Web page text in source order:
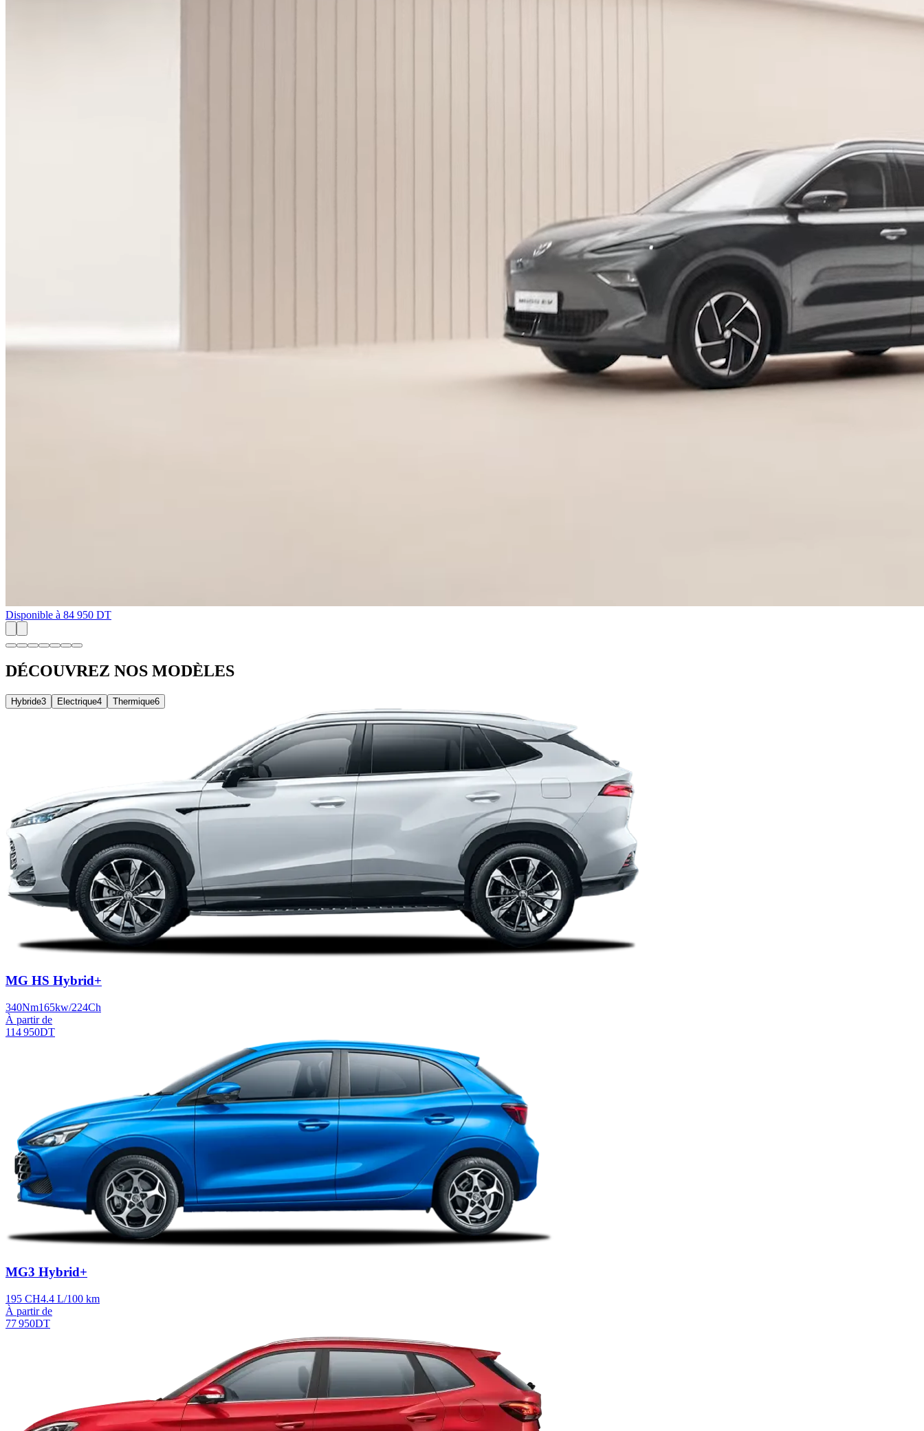
Disponible à 84 950 DT
DÉCOUVREZ NOS MODÈLES
Hybride3 Electrique4 Thermique6
MG HS Hybrid+
340Nm165kw/224Ch
À partir de
114 950DT
MG3 Hybrid+
195 CH4.4 L/100 km
À partir de
77 950DT